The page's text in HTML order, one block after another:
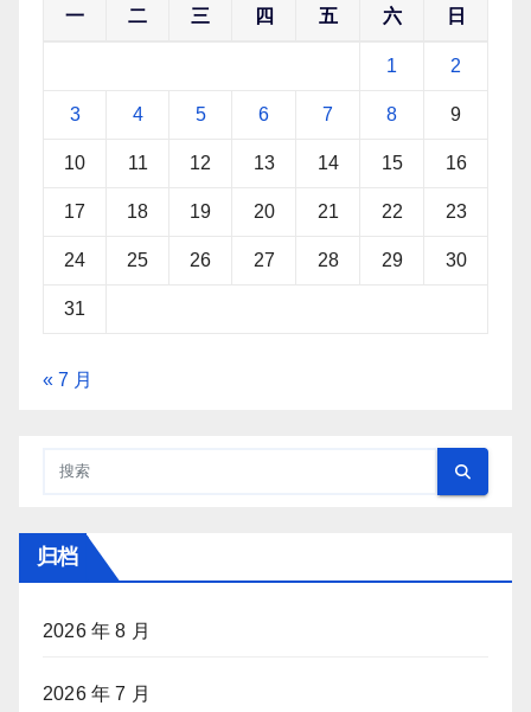
一 二 三 四 五 六 日
1 2
3 4 5 6 7 8 9
10 11 12 13 14 15 16
17 18 19 20 21 22 23
24 25 26 27 28 29 30
31
« 7 月
归档
2026 年 8 月
2026 年 7 月